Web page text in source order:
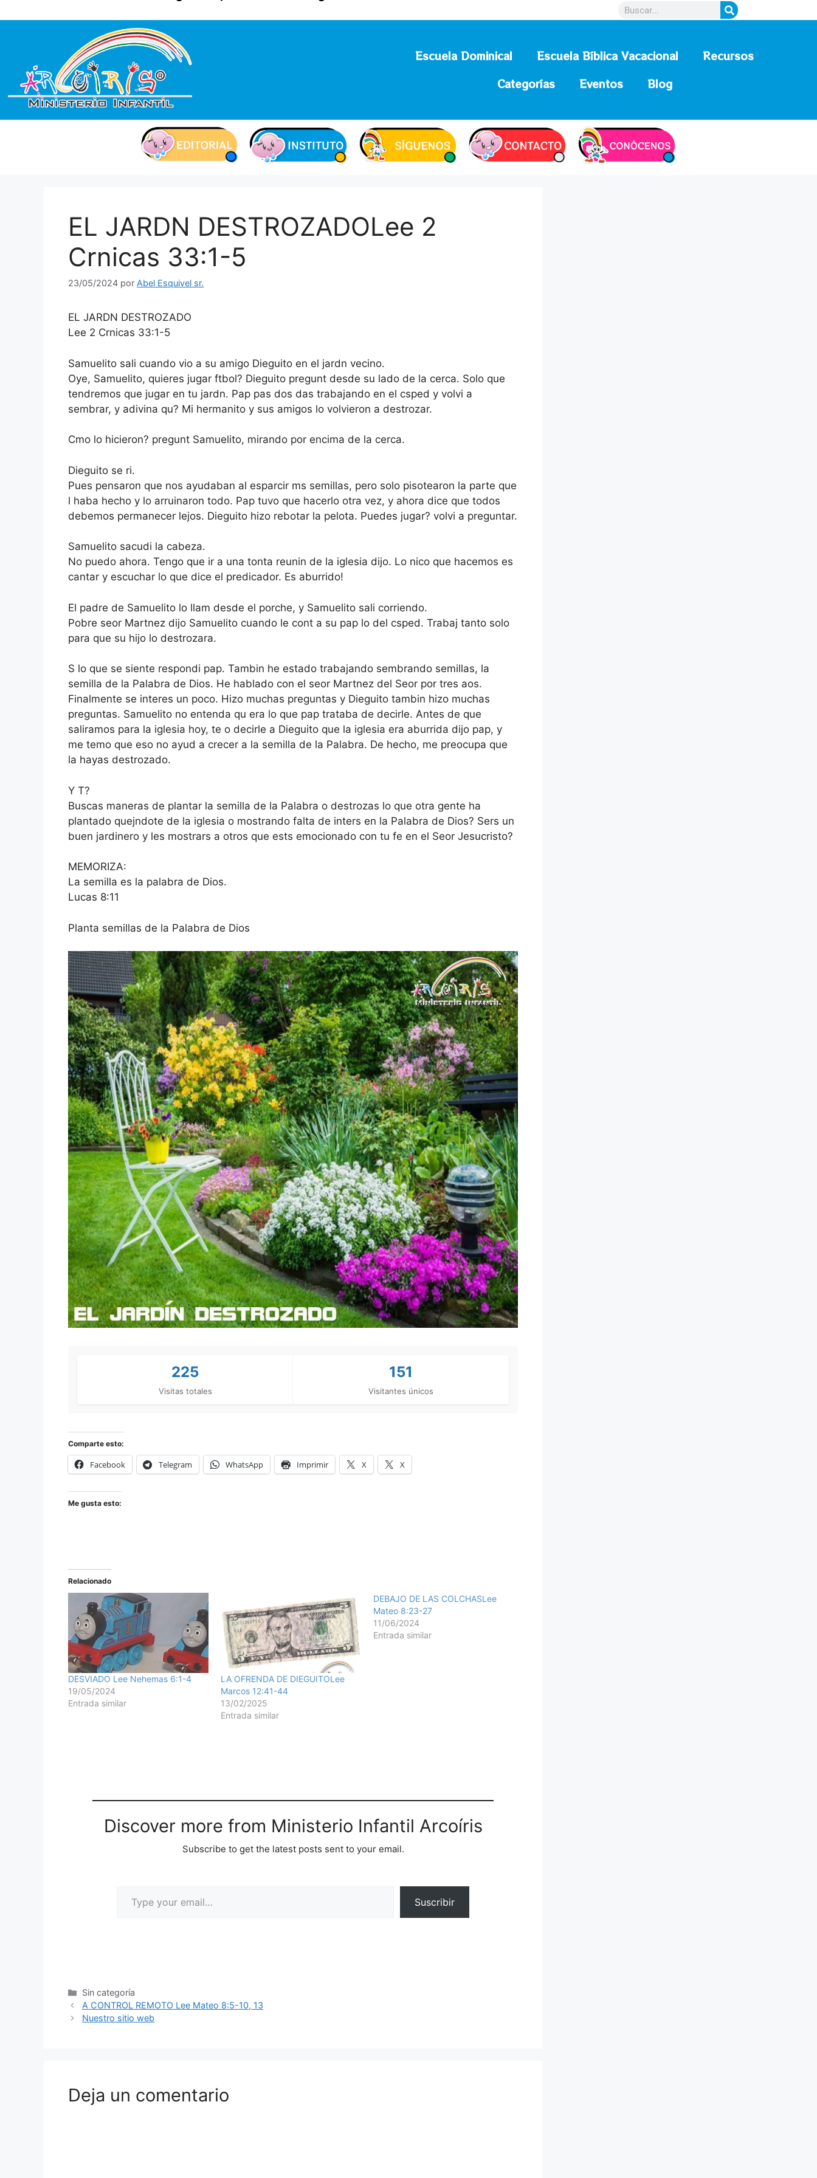
Escuela Dominical Escuela Bíblica Vacacional
Recursos
Categorías
Eventos Blog
EL JARDN DESTROZADOLee 2
Crnicas 33:1-5
23/05/2024 por Abel Esquivel sr.
EL JARDN DESTROZADO
Lee 2 Crnicas 33:1-5
Samuelito sali cuando vio a su amigo Dieguito en el jardn vecino.
Oye, Samuelito, quieres jugar ftbol? Dieguito pregunt desde su lado de la cerca. Solo que
tendremos que jugar en tu jardn. Pap pas dos das trabajando en el csped y volvi a
sembrar, y adivina qu? Mi hermanito y sus amigos lo volvieron a destrozar.
Cmo lo hicieron? pregunt Samuelito, mirando por encima de la cerca.
Dieguito se ri.
Pues pensaron que nos ayudaban al esparcir ms semillas, pero solo pisotearon la parte que
l haba hecho y lo arruinaron todo. Pap tuvo que hacerlo otra vez, y ahora dice que todos
debemos permanecer lejos. Dieguito hizo rebotar la pelota. Puedes jugar? volvi a preguntar.
Samuelito sacudi la cabeza.
No puedo ahora. Tengo que ir a una tonta reunin de la iglesia dijo. Lo nico que hacemos es
cantar y escuchar lo que dice el predicador. Es aburrido!
El padre de Samuelito lo llam desde el porche, y Samuelito sali corriendo.
Pobre seor Martnez dijo Samuelito cuando le cont a su pap lo del csped. Trabaj tanto solo
para que su hijo lo destrozara.
S lo que se siente respondi pap. Tambin he estado trabajando sembrando semillas, la
semilla de la Palabra de Dios. He hablado con el seor Martnez del Seor por tres aos.
Finalmente se interes un poco. Hizo muchas preguntas y Dieguito tambin hizo muchas
preguntas. Samuelito no entenda qu era lo que pap trataba de decirle. Antes de que
saliramos para la iglesia hoy, te o decirle a Dieguito que la iglesia era aburrida dijo pap, y
me temo que eso no ayud a crecer a la semilla de la Palabra. De hecho, me preocupa que
la hayas destrozado.
Y T?
Buscas maneras de plantar la semilla de la Palabra o destrozas lo que otra gente ha
plantado quejndote de la iglesia o mostrando falta de inters en la Palabra de Dios? Sers un
buen jardinero y les mostrars a otros que ests emocionado con tu fe en el Seor Jesucristo?
MEMORIZA:
La semilla es la palabra de Dios.
Lucas 8:11
Planta semillas de la Palabra de Dios
225
Visitas totales
151
Visitantes únicos
Comparte esto:
Facebook Telegram WhatsApp Imprimir X X
Me gusta esto:
Relacionado
DESVIADO Lee Nehemas 6:1-4
19/05/2024
Entrada similar
LA OFRENDA DE DIEGUITOLee
Marcos 12:41-44
13/02/2025
Entrada similar
DEBAJO DE LAS COLCHASLee
Mateo 8:23-27
11/06/2024
Entrada similar
Discover more from Ministerio Infantil Arcoíris
Subscribe to get the latest posts sent to your email.
Suscribir
Sin categoría
A CONTROL REMOTO Lee Mateo 8:5-10, 13
Nuestro sitio web
Deja un comentario